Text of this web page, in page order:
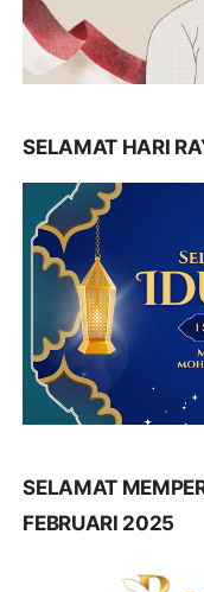
SELAMAT HARI
SELAMAT
FEBRUARI 2025